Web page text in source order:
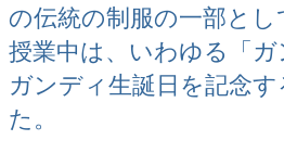
の伝統の制服の一部と
授業中は、いわゆる「
ガンディ生誕日を記念
た。